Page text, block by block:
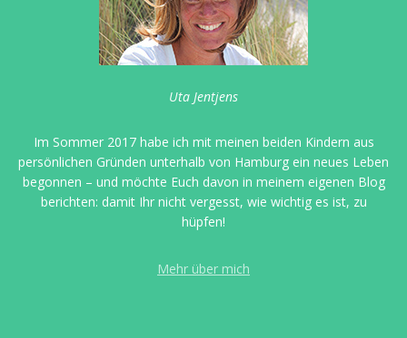
Uta Jentjens
Im Sommer 2017 habe ich mit meinen beiden Kindern aus
persönlichen Gründen unterhalb von Hamburg ein neues Leben
begonnen – und möchte Euch davon in meinem eigenen Blog
berichten: damit Ihr nicht vergesst, wie wichtig es ist, zu
hüpfen!
Mehr über mich